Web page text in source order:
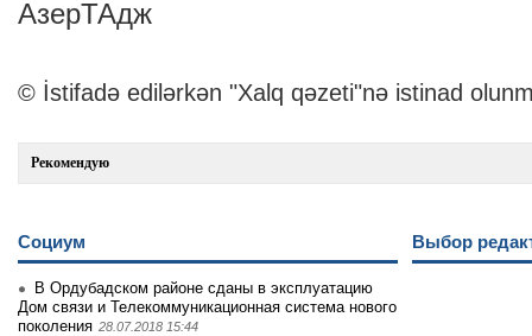
АзерТАдж
© İstifadə edilərkən "Xalq qəzeti"nə istinad
Рекомендую
Социум
В Ордубадском районе сданы в эксплуатацию
Дом связи и Телекоммуникационная система нового
поколения 28.07.2018 15:44
Выбор